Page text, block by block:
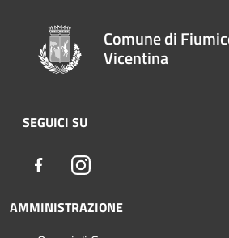
Comune di
Vicentina
SEGUICI SU
FacebookInstagram
AMMINISTRAZIONE